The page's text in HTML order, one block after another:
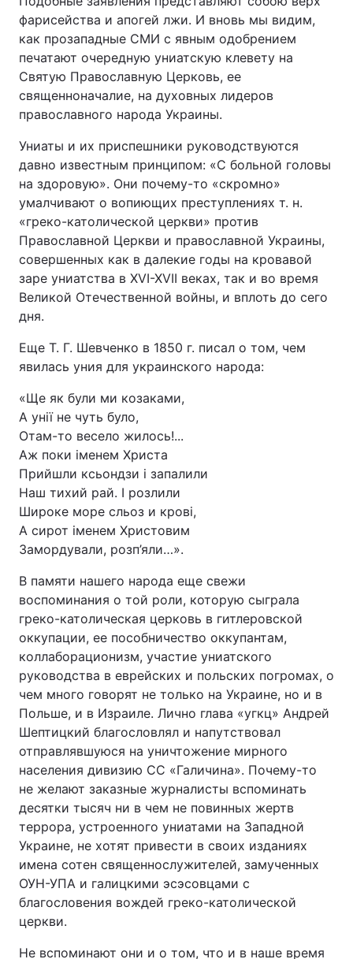
фарисейства и апогей лжи. И вновь мы видим,
как прозападные СМИ с явным одобрением
печатают очередную униатскую клевету на
Святую Православную Церковь, ее
священноначалие, на духовных лидеров
православного народа Украины.
Униаты и их приспешники руководствуются
давно известным принципом: «С больной головы
на здоровую». Они почему-то «скромно»
умалчивают о вопиющих преступлениях т. н.
«греко-католической церкви» против
Православной Церкви и православной Украины,
совершенных как в далекие годы на кровавой
заре униатства в XVI-XVII веках, так и во время
Великой Отечественной войны, и вплоть до сего
дня.
Еще Т. Г. Шевченко в 1850 г. писал о том, чем
явилась уния для украинского народа:
«Ще як були ми козаками,
А унії не чуть було,
Отам-то весело жилось!...
Аж поки іменем Христа
Прийшли ксьондзи і запалили
Наш тихий рай. І розлили
Широке море сльоз и крові,
А сирот іменем Христовим
Замордували, розп’яли…».
В памяти нашего народа еще свежи
воспоминания о той роли, которую сыграла
греко-католическая церковь в гитлеровской
оккупации, ее пособничество оккупантам,
коллаборационизм, участие униатского
руководства в еврейских и польских погромах, о
чем много говорят не только на Украине, но и в
Польше, и в Израиле. Лично глава «угкц» Андрей
Шептицкий благословлял и напутствовал
отправлявшуюся на уничтожение мирного
населения дивизию СС «Галичина». Почему-то
не желают заказные журналисты вспоминать
десятки тысяч ни в чем не повинных жертв
террора, устроенного униатами на Западной
Украине, не хотят привести в своих изданиях
имена сотен священнослужителей, замученных
ОУН-УПА и галицкими эсэсовцами с
благословения вождей греко-католической
церкви.
Не вспоминают они и о том, что и в наше время